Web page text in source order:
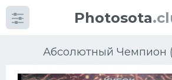
Photosota
Абсолютный Чемпион